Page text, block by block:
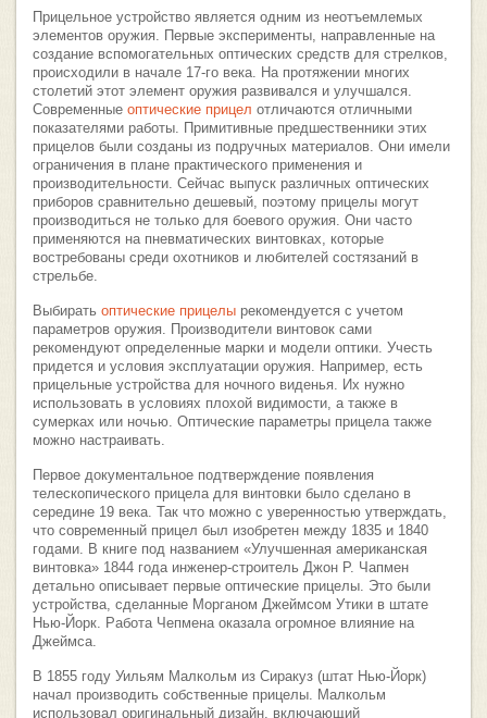
Прицельное устройство является одним из неотъемлемых
элементов оружия. Первые эксперименты, направленные на
создание вспомогательных оптических средств для стрелков,
происходили в начале 17-го века. На протяжении многих
столетий этот элемент оружия развивался и улучшался.
Современные оптические прицел отличаются отличными
показателями работы. Примитивные предшественники этих
прицелов были созданы из подручных материалов. Они имели
ограничения в плане практического применения и
производительности. Сейчас выпуск различных оптических
приборов сравнительно дешевый, поэтому прицелы могут
производиться не только для боевого оружия. Они часто
применяются на пневматических винтовках, которые
востребованы среди охотников и любителей состязаний в
стрельбе.
Выбирать оптические прицелы рекомендуется с учетом
параметров оружия. Производители винтовок сами
рекомендуют определенные марки и модели оптики. Учесть
придется и условия эксплуатации оружия. Например, есть
прицельные устройства для ночного виденья. Их нужно
использовать в условиях плохой видимости, а также в
сумерках или ночью. Оптические параметры прицела также
можно настраивать.
Первое документальное подтверждение появления
телескопического прицела для винтовки было сделано в
середине 19 века. Так что можно с уверенностью утверждать,
что современный прицел был изобретен между 1835 и 1840
годами. В книге под названием «Улучшенная американская
винтовка» 1844 года инженер-строитель Джон Р. Чапмен
детально описывает первые оптические прицелы. Это были
устройства, сделанные Морганом Джеймсом Утики в штате
Нью-Йорк. Работа Чепмена оказала огромное влияние на
Джеймса.
В 1855 году Уильям Малкольм из Сиракуз (штат Нью-Йорк)
начал производить собственные прицелы. Малкольм
использовал оригинальный дизайн, включающий